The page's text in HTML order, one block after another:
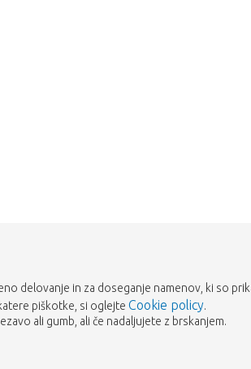
delovanje in za doseganje namenov, ki so
piškotke, si oglejte Cookie policy.
ali gumb, ali če nadaljujete z brskanjem.